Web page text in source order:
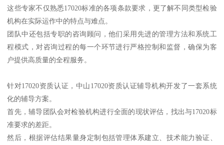
这些专家不仅熟悉17020标准的各项条款要求，更了解不同类型检验
机构在实际运作中的特点与难点。
团队中还包括专职的咨询顾问，他们采用先进的管理方法和系统工
程模式，对咨询过程的每一个环节进行严格控制和监督，确保为客
户提供高质量的全程服务。
针对17020资质认证，中山17020资质认证辅导机构开发了一套系统
化的辅导方案。
首先，辅导团队会对检验机构进行全面的现状评估，找出与17020标
准要求的差距。
然后，根据评估结果量身定制包括管理体系建立、技术能力验证、